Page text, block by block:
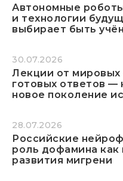
Автономные
и технологии
выбирает быть
30.07.2026
Лекции от мировых
готовых ответов —
новое поколение
28.07.2026
Российские
роль дофамина как
развития мигрени